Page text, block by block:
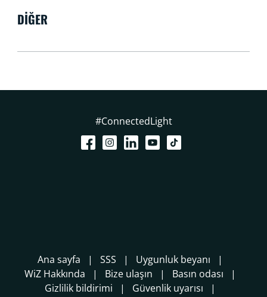
DIĞER
#ConnectedLight
Ana sayfa SSS
Uygunluk beyanı
WiZ Hakkında
Bize ulaşın
Basın odası
Gizlilik bildirimi
Güvenlik uyarısı